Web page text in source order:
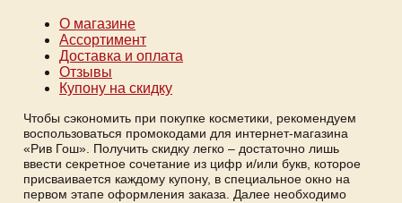
О магазине
Ассортимент
Доставка и оплата
Отзывы
Купону на скидку
Чтобы сэкономить при покупке косметики, рекомендуем
воспользоваться промокодами для интернет-магазина
«Рив Гош». Получить скидку легко – достаточно лишь
ввести секретное сочетание из цифр и/или букв, которое
присваивается каждому купону, в специальное окно на
первом этапе оформления заказа. Далее необходимо